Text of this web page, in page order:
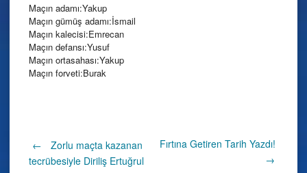
Maçın adamı:Yakup
Maçın gümüş adamı:İsmail
Maçın kalecisi:Emrecan
Maçın defansı:Yusuf
Maçın ortasahası:Yakup
Maçın forveti:Burak
Post
←
Zorlu maçta kazanan
tecrübesiyle Diriliş Ertuğrul
Fırtına Getiren Tarih Yazdı!
→